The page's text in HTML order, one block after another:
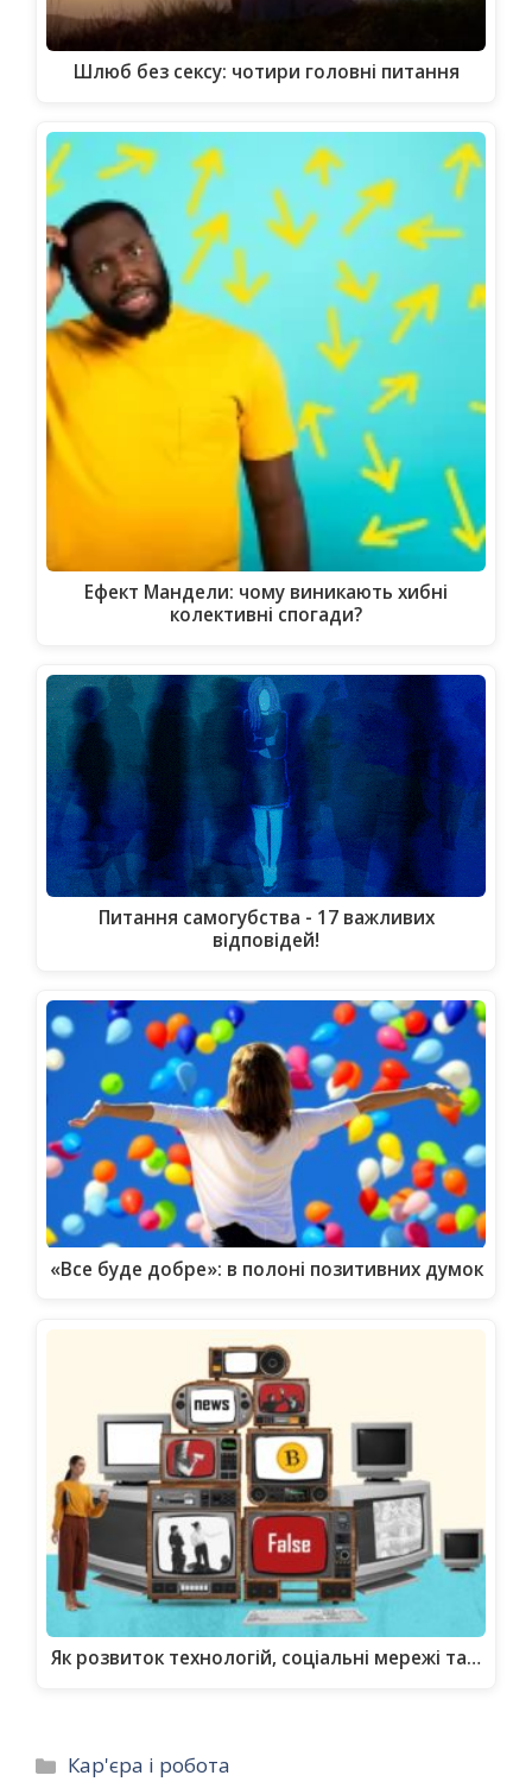
Шлюб без сексу: чотири головні питання
Ефект Мандели: чому виникають хибні
колективні спогади?
Питання самогубства - 17 важливих
відповідей!
«Все буде добре»: в полоні позитивних думок
Як розвиток технологій, соціальні мережі та…
Категорії
Кар'єра і робота